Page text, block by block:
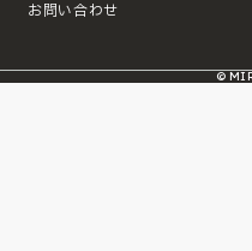
お問い合わせ
©